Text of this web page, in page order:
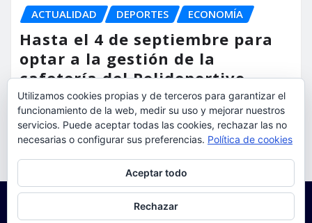
ACTUALIDAD DEPORTES ECONOMÍA
Hasta el 4 de septiembre para
optar a la gestión de la
cafetería del Polideportivo
Anabel Medina de Torrent
torrent al dia Ago 6, 2026
Utilizamos cookies propias y de terceros para garantizar el
funcionamiento de la web, medir su uso y mejorar nuestros
servicios. Puede aceptar todas las cookies, rechazar las no
necesarias o configurar sus preferencias. Política de cookies
Aceptar todo
Rechazar
Para obtener más información, incluido cómo gestionar las cookies,